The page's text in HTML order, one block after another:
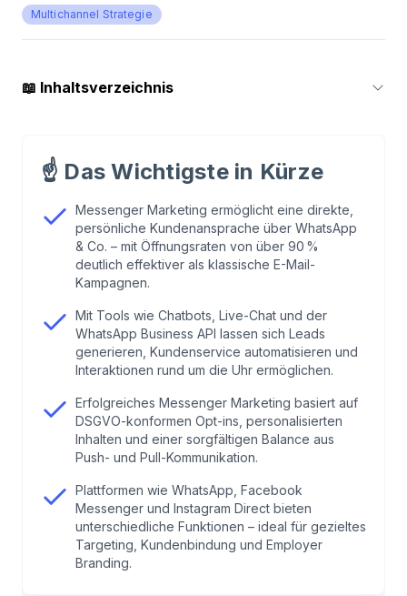
Multichannel Strategie
📖 Inhaltsverzeichnis
Präsentiere deine Marke
Entwickle eine Strategie
DSGVO bei Messenger Marketing beachten
☝️ Das Wichtigste in Kürze
Messenger Marketing ermöglicht eine direkte,
persönliche Kundenansprache über WhatsApp
& Co. – mit Öffnungsraten von über 90 %
deutlich effektiver als klassische E-Mail-
Kampagnen.
Mit Tools wie Chatbots, Live-Chat und der
WhatsApp Business API lassen sich Leads
generieren, Kundenservice automatisieren und
Interaktionen rund um die Uhr ermöglichen.
Erfolgreiches Messenger Marketing basiert auf
DSGVO-konformen Opt-ins, personalisierten
Inhalten und einer sorgfältigen Balance aus
Push- und Pull-Kommunikation.
Plattformen wie WhatsApp, Facebook
Messenger und Instagram Direct bieten
unterschiedliche Funktionen – ideal für gezieltes
Targeting, Kundenbindung und Employer
Branding.